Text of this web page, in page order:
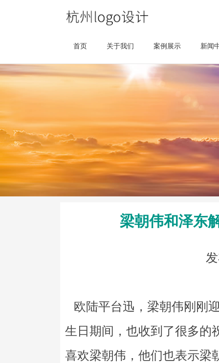
首页 关于我们 案例展示 新闻
梁朝伟和泽东
欧陆平台迅，梁朝伟刚刚
生日期间，也收到了很多的
喜欢梁朝伟，他们也表示梁